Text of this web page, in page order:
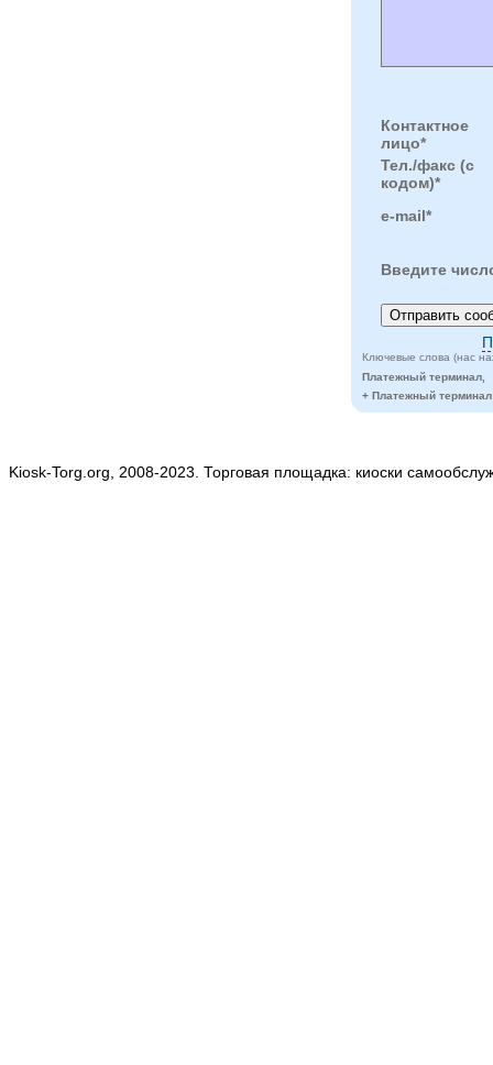
Контактное
лицо*
Тел./факс (с
кодом)*
e-mail*
Введите
Ключевые слова (нас
Платежный терминал,
+ Платежный терминал
Kiosk-Torg.org, 2008-2023. Торговая площадка: киоски